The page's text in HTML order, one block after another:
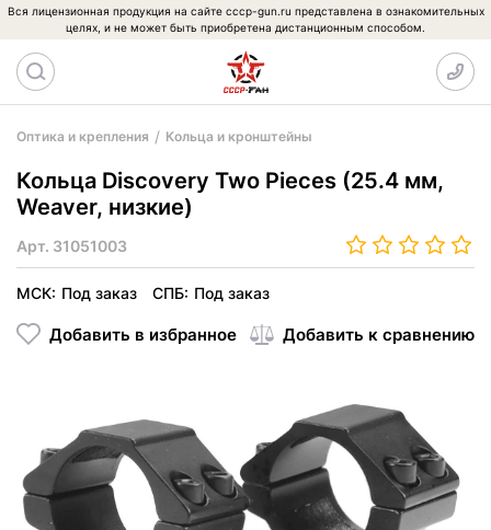
Вся лицензионная продукция на сайте cccp-gun.ru представлена в ознакомительных
целях, и не может быть приобретена дистанционным способом.
Оптика и крепления Кольца и кронштейны
Кольца Discovery Two Pieces (25.4 мм,
Weaver, низкие)
Арт. 31051003
МСК: Под заказ СПБ: Под заказ
Добавить в избранное Добавить к сравнению